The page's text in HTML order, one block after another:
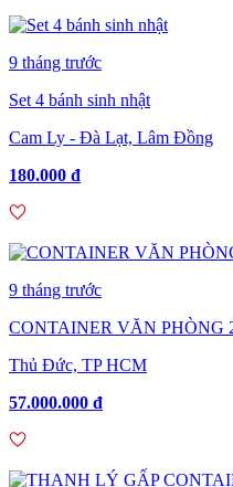
9 tháng trước
Set 4 bánh sinh nhật
Cam Ly - Đà Lạt, Lâm Đồng
180.000 đ
9 tháng trước
CONTAINER VĂN PHÒNG
Thủ Đức, TP HCM
57.000.000 đ